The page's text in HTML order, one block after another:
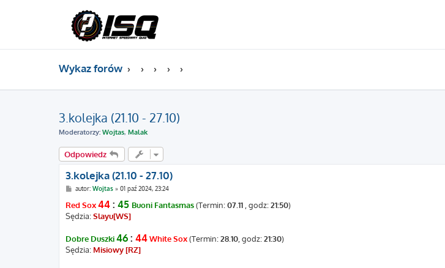
Wykaz forów
3.kolejka (21.10 - 27.10)
Moderatorzy: Wojtas, Malak
Odpowiedz
3.kolejka (21.10 - 27.10)
P
s
t
autor: Wojtas» 01 paź 2024, 23:24
Red Sox44 : 45 Buoni Fantasmas(Termin:07.11 , godz:21:50)
Sędzia:Slayu[WS]
Dobre Duszki46 : 44White Sox(Termin:28.10 , godz:21:30)
Sędzia: Misiowy [RZ]